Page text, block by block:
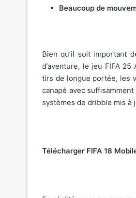
Beaucoup de
Bien qu’il soit important
d’aventure, le jeu FIFA
tirs de longue portée, les
canapé avec
systèmes de dribble mis à
Télécharger FIFA 18